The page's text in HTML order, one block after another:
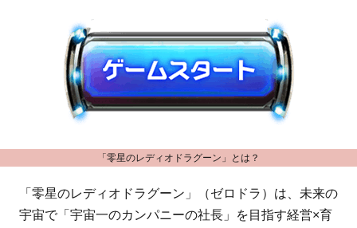
「零星のレディオドラグーン」とは？
「零星のレディオドラグーン」（ゼロドラ）は、未来の
宇宙で「宇宙一のカンパニーの社長」を目指す経営×育